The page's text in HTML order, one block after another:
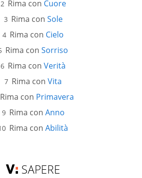
Rima con Cuore
Rima con Sole
Rima con Cielo
Rima con Sorriso
Rima con Verità
Rima con Vita
Rima con Primavera
Rima con Anno
Rima con Abilità
SAPERE